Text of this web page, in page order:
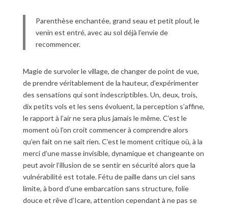
Parenthèse enchantée, grand seau et petit plouf, le
venin est entré, avec au sol déjà l’envie de
recommencer.
Magie de survoler le village, de changer de point de vue,
de prendre véritablement de la hauteur, d’expérimenter
des sensations qui sont indescriptibles. Un, deux, trois,
dix petits vols et les sens évoluent, la perception s’affine,
le rapport à l’air ne sera plus jamais le même. C’est le
moment où l’on croit commencer à comprendre alors
qu’en fait on ne sait rien. C’est le moment critique où, à la
merci d’une masse invisible, dynamique et changeante on
peut avoir l’illusion de se sentir en sécurité alors que la
vulnérabilité est totale. Fétu de paille dans un ciel sans
limite, à bord d’une embarcation sans structure, folie
douce et rêve d’Icare, attention cependant à ne pas se